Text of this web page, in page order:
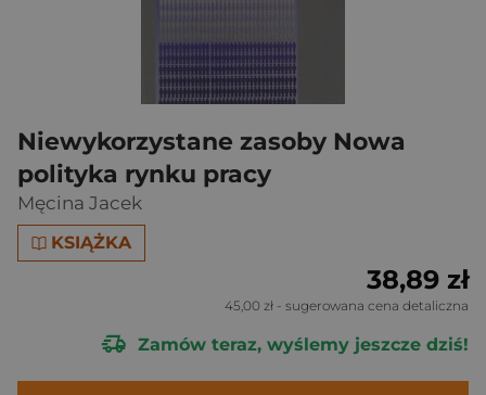
Niewykorzystane zasoby Nowa
polityka rynku pracy
Męcina Jacek
KSIĄŻKA
38,89 zł
45,00 zł - sugerowana cena detaliczna
Zamów teraz, wyślemy jeszcze dziś!